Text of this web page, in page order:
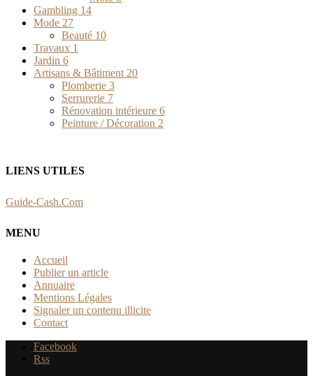
Gambling 14
Mode 27
Beauté 10
Travaux 1
Jardin 6
Artisans & Bâtiment 20
Plomberie 3
Serrurerie 7
Rénovation intérieure 6
Peinture / Décoration 2
LIENS UTILES
Guide-Cash.Com
MENU
Accueil
Publier un article
Annuaire
Mentions Légales
Signaler un contenu illicite
Contact
Facebook
Rss